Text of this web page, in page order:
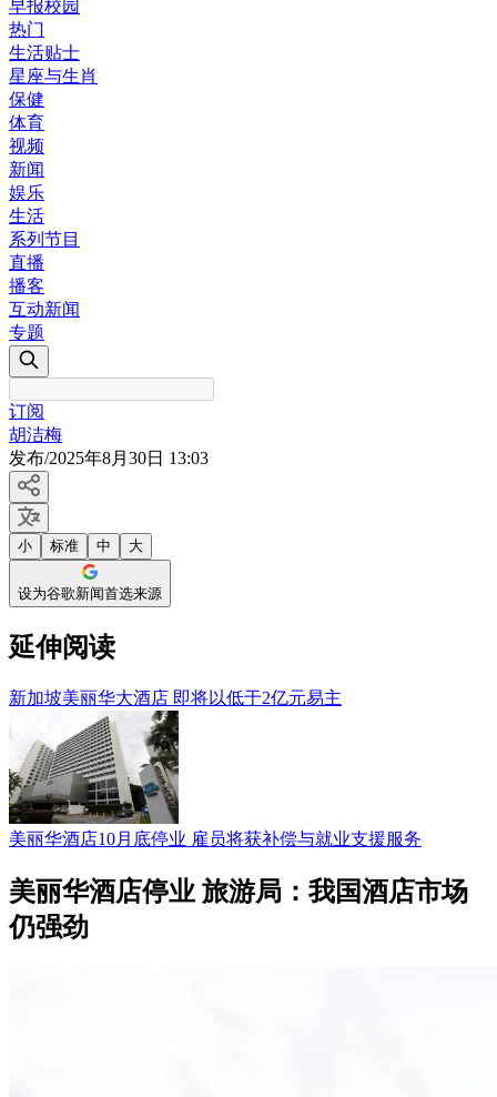
早报校园
热门
生活贴士
星座与生肖
保健
体育
视频
新闻
娱乐
生活
系列节目
直播
播客
互动新闻
专题
订阅
胡洁梅
发布/2025年8月30日 13:03
小 标准 中 大
设为谷歌新闻首选来源
延伸阅读
新加坡美丽华大酒店 即将以低于2亿元易主
美丽华酒店10月底停业 雇员将获补偿与就业支援服务
美丽华酒店停业 旅游局：我国酒店市场
仍强劲